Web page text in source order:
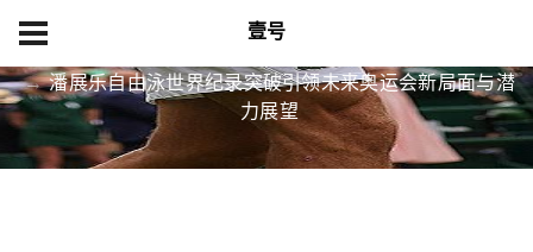
壹号
潘展乐自由泳世界纪录突破引领未来奥运会新局面与潜
力展望